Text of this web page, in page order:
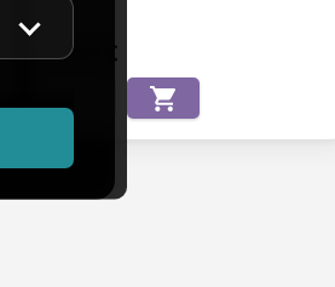
0,95 €